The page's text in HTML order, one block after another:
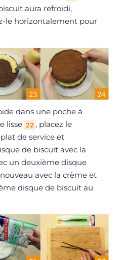
aura refroidi,
le horizontalement pour
dans une poche à
lisse 22 , placez le
de service et
de biscuit avec la
un deuxième disque
avec la crème et
disque de biscuit au